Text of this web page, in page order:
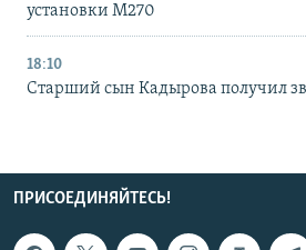
установки M270
18:10
Старший сын Кадырова получил
ПРИСОЕДИНЯЙТЕСЬ!